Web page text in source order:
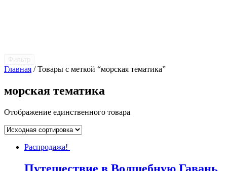
Главная / Товары с меткой “морская тематика”
морская тематика
Отображение единственного товара
Распродажа!
Путешествие в Волшебную Гавань